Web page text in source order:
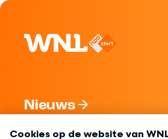
Nieuws